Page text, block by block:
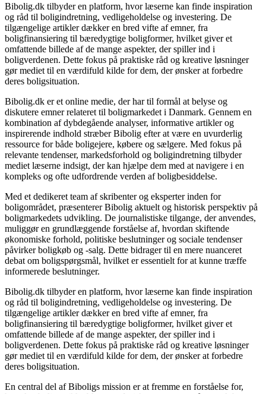
Bibolig.dk tilbyder en platform, hvor læserne kan finde inspiration
og råd til boligindretning, vedligeholdelse og investering. De
tilgængelige artikler dækker en bred vifte af emner, fra
boligfinansiering til bæredygtige boligformer, hvilket giver et
omfattende billede af de mange aspekter, der spiller ind i
boligverdenen. Dette fokus på praktiske råd og kreative løsninger
gør mediet til en værdifuld kilde for dem, der ønsker at forbedre
deres boligsituation.
Bibolig.dk er et online medie, der har til formål at belyse og
diskutere emner relateret til boligmarkedet i Danmark. Gennem en
kombination af dybdegående analyser, informative artikler og
inspirerende indhold stræber Bibolig efter at være en uvurderlig
ressource for både boligejere, købere og sælgere. Med fokus på
relevante tendenser, markedsforhold og boligindretning tilbyder
mediet læserne indsigt, der kan hjælpe dem med at navigere i en
kompleks og ofte udfordrende verden af boligbesiddelse.
Med et dedikeret team af skribenter og eksperter inden for
boligområdet, præsenterer Bibolig aktuelt og historisk perspektiv på
boligmarkedets udvikling. De journalistiske tilgange, der anvendes,
muliggør en grundlæggende forståelse af, hvordan skiftende
økonomiske forhold, politiske beslutninger og sociale tendenser
påvirker boligkøb og -salg. Dette bidrager til en mere nuanceret
debat om boligspørgsmål, hvilket er essentielt for at kunne træffe
informerede beslutninger.
Bibolig.dk tilbyder en platform, hvor læserne kan finde inspiration
og råd til boligindretning, vedligeholdelse og investering. De
tilgængelige artikler dækker en bred vifte af emner, fra
boligfinansiering til bæredygtige boligformer, hvilket giver et
omfattende billede af de mange aspekter, der spiller ind i
boligverdenen. Dette fokus på praktiske råd og kreative løsninger
gør mediet til en værdifuld kilde for dem, der ønsker at forbedre
deres boligsituation.
En central del af Biboligs mission er at fremme en forståelse for,